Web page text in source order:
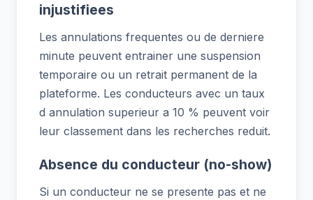
injustifiees
Les annulations frequentes ou de derniere
minute peuvent entrainer une suspension
temporaire ou un retrait permanent de la
plateforme. Les conducteurs avec un taux
d annulation superieur a 10 % peuvent voir
leur classement dans les recherches reduit.
Absence du conducteur (no-show)
Si un conducteur ne se presente pas et ne